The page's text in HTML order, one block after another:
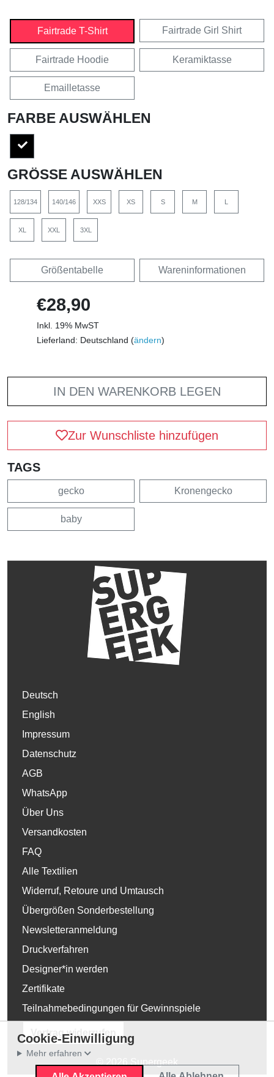
Fairtrade T-Shirt Fairtrade Girl Shirt
Fairtrade Hoodie Keramiktasse
Emailletasse
FARBE AUSWÄHLEN
GRÖSSE AUSWÄHLEN
128/134 140/146 XXS XS S M L
XL XXL 3XL
Größentabelle Wareninformationen
€28,90
Inkl. 19% MwST
Lieferland: Deutschland (ändern)
IN DEN WARENKORB LEGEN
Zur Wunschliste hinzufügen
TAGS
gecko Kronengecko
baby
Deutsch
English
Impressum
Datenschutz
AGB
WhatsApp
Über Uns
Versandkosten
FAQ
Alle Textilien
Widerruf, Retoure und Umtausch
Übergrößen Sonderbestellung
Newsletteranmeldung
Druckverfahren
Designer*in werden
Zertifikate
Teilnahmebedingungen für Gewinnspiele
Vertrag widerrufen
Cookie-Einwilligung
Mehr erfahren